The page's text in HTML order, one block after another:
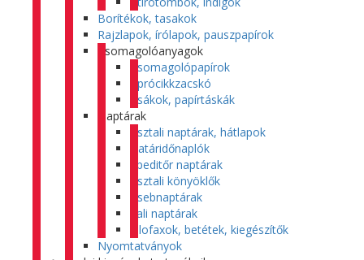
Borítékok, tasakok
Rajzlapok, írólapok, pauszpapírok
Csomagolóanyagok
Csomagolópapírok
Aprócikkzacskó
Zsákok, papírtáskák
Naptárak
Asztali naptárak, hátlapok
Határidőnaplók
Speditőr naptárak
Asztali könyöklők
Zsebnaptárak
Fali naptárak
Filofaxok, betétek, kiegészítők
Nyomtatványok